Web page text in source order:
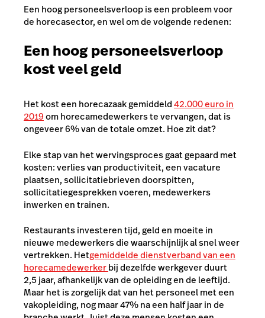
Een hoog personeelsverloop is een probleem voor
de horecasector, en wel om de volgende redenen:
Een hoog personeelsverloop
kost veel geld
Het kost een horecazaak gemiddeld42.000 euro in
2019om horecamedewerkers te vervangen, dat is
ongeveer 6% van de totale omzet. Hoe zit dat?
Elke stap van het wervingsproces gaat gepaard met
kosten: verlies van productiviteit, een vacature
plaatsen, sollicitatiebrieven doorspitten,
sollicitatiegesprekken voeren, medewerkers
inwerken en trainen.
Restaurants investeren tijd, geld en moeite in
nieuwe medewerkers die waarschijnlijk al snel weer
vertrekken. Hetgemiddelde dienstverband van een
horecamedewerkerbij dezelfde werkgeverduurt
2,5 jaar, afhankelijk van de opleiding en de leeftijd.
Maar het is zorgelijk dat van het personeel met een
vakopleiding, nog maar 47% na een half jaar in de